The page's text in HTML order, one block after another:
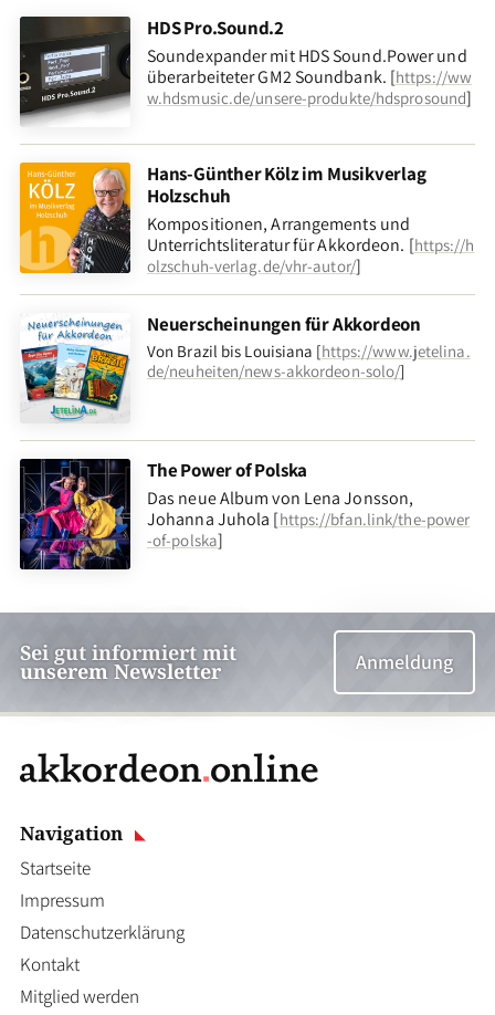
HDS Pro.Sound.2
Soundexpander mit HDS Sound.Power und
überarbeiteter GM2 Soundbank. [https://ww
w.hdsmusic.de/unsere-produkte/hdsprosound]
Hans-Günther Kölz im Musikverlag
Holzschuh
Kompositionen, Arrangements und
Unterrichtsliteratur für Akkordeon. [https://h
olzschuh-verlag.de/vhr-autor/]
Neuerscheinungen für Akkordeon
Von Brazil bis Louisiana [https://www.jetelina.
de/neuheiten/news-akkordeon-solo/]
The Power of Polska
Das neue Album von Lena Jonsson,
Johanna Juhola [https://bfan.link/the-power
-of-polska]
Sei gut informiert mit
unserem Newsletter Anmeldung
Navigation
Startseite
Impressum
Datenschutzerklärung
Kontakt
Mitglied werden